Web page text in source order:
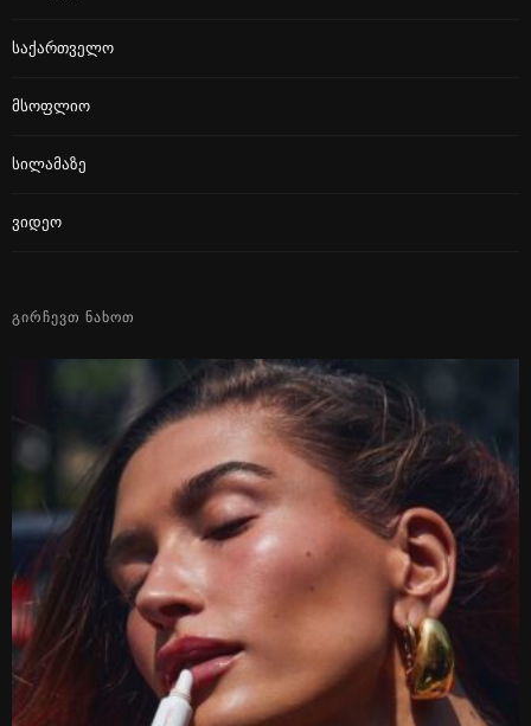
Საქართველო
Მსოფლიო
Სილამაზე
Ვიდეო
ᲒᲘᲠᲩᲔᲕᲗ ᲜᲐᲮᲝᲗ